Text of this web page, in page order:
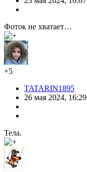
Фоток не хватает…
+5
TATARIN1895
26 мая 2024, 16:29
Тела.